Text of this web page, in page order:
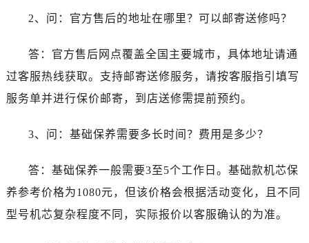
2、问：官方售后的地址在哪里？可以邮寄送修吗？
答：官方售后网点覆盖全国主要城市，具体地址请通
过客服热线获取。支持邮寄送修服务，请按客服指引填写
服务单并进行保价邮寄，到店送修需提前预约。
3、问：基础保养需要多长时间？费用是多少？
答：基础保养一般需要3至5个工作日。基础款机芯保
养参考价格为1080元，但该价格会根据活动变化，且不同
型号机芯复杂程度不同，实际报价以客服确认的为准。